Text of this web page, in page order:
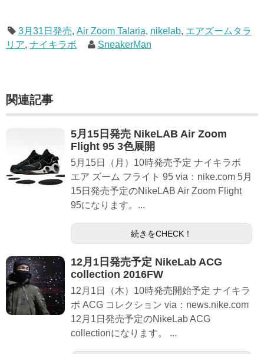
3月31日発売, Air Zoom Talaria, nikelab, エアズームタラ
リア, ナイキラボ SneakerMan
関連記事
5月15日発売 NikeLAB Air Zoom
Flight 95 3色展開
5月15日（月）10時発売予定 ナイキラボ
エア ズーム フライト 95 via：nike.com 5月
15日発売予定のNikeLAB Air Zoom Flight
95になります。...
続きをCHECK！
12月1日発売予定 NikeLab ACG
collection 2016FW
12月1日（木）10時発売開始予定 ナイキラ
ボ ACG コレクション via：news.nike.com
12月1日発売予定のNikeLab ACG
collectionになります。 ...